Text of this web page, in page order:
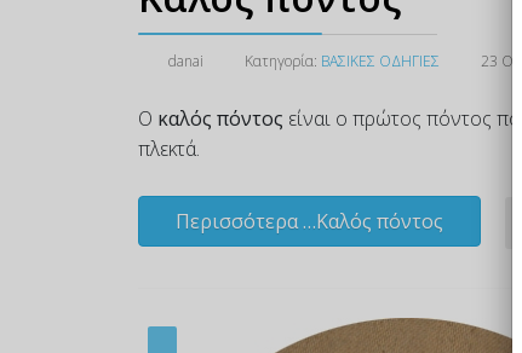
danai Κατηγορία: ΒΑΣΙΚΕΣ ΟΔΗΓΙΕΣ 23
Ο καλός πόντος είναι ο πρώτος πόντος
πλεκτά.
Περισσότερα …Καλός πόντος